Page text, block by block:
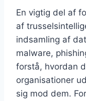
En vigtig del af
af
indsamling af
malware,
forstå, hvordan
organisationer
sig mod dem.